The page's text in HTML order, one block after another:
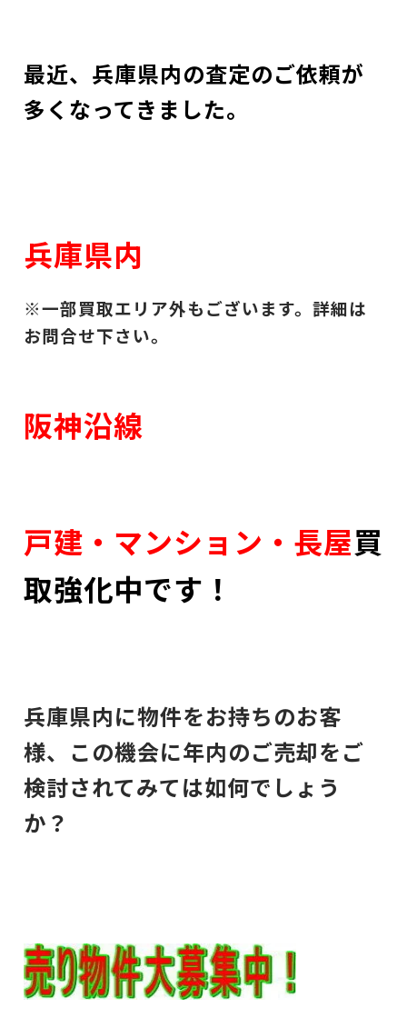
最近、兵庫県内の査定のご依頼が
多くなってきました。
兵庫県内
※一部買取エリア外もございます。詳細は
お問合せ下さい。
阪神沿線
戸建・マンション・長屋買
取強化中です！
兵庫県内に物件をお持ちのお客
様、この機会に年内のご売却をご
検討されてみては如何でしょう
か？